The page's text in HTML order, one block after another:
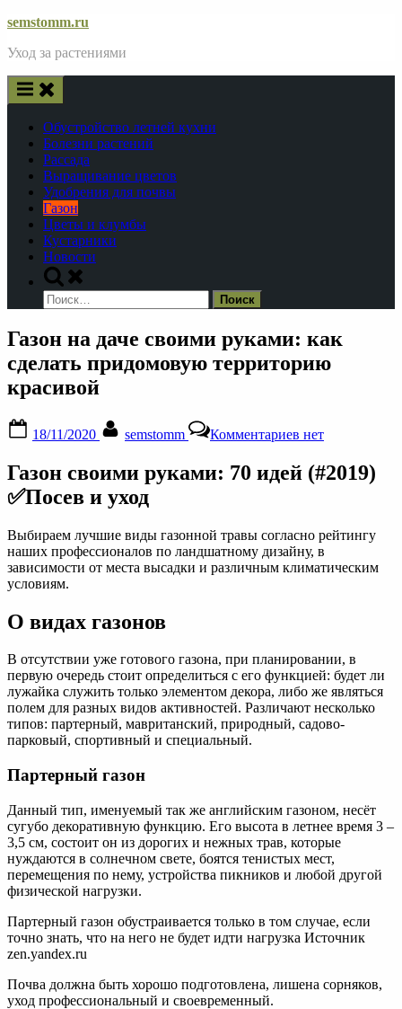
Skip
content
semstomm.ru
Уход за растениями
Обустройство летней кухни
Болезни растений
Рассада
Выращивание цветов
Удобрения для почвы
Газон
Цветы и клумбы
Кустарники
Новости
Toggle
search
form
Найти:
Газон на даче своими руками: как
сделать придомовую территорию
красивой
on
18/11/2020 semstomm Комментариевзаписи
на
даче
как
сделать
придомовую
нет
Газон своими руками: 70 идей (#2019)
✅️Посев и уход
Выбираем лучшие виды газонной травы согласно рейтингу
наших профессионалов по ландшатному дизайну, в
зависимости от места высадки и различным климатическим
условиям.
О видах газонов
В отсутствии уже готового газона, при планировании, в
первую очередь стоит определиться с его функцией: будет ли
лужайка служить только элементом декора, либо же являться
полем для разных видов активностей. Различают несколько
типов: партерный, мавританский, природный, садово-
парковый, спортивный и специальный.
Партерный газон
Данный тип, именуемый так же английским газоном, несёт
сугубо декоративную функцию. Его высота в летнее время 3 –
3,5 см, состоит он из дорогих и нежных трав, которые
нуждаются в солнечном свете, боятся тенистых мест,
перемещения по нему, устройства пикников и любой другой
физической нагрузки.
Партерный газон обустраивается только в том случае, если
точно знать, что на него не будет идти нагрузка Источник
zen.yandex.ru
Почва должна быть хорошо подготовлена, лишена сорняков,
уход профессиональный и своевременный.